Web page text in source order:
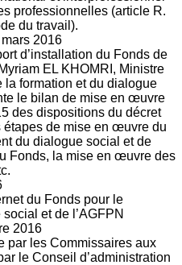
professionnelles (article R.
du travail).
mars 2016
d’installation du Fonds de
EL KHOMRI, Ministre
la formation et du dialogue
le bilan de mise en œuvre
des dispositions du décret
étapes de mise en œuvre du
du dialogue social et de
Fonds, la mise en œuvre des
du Fonds pour le
et de l’AGFPN
2016
par les Commissaires aux
le Conseil d’administration